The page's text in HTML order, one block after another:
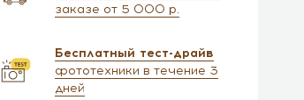
заказе от 5 000 р.
Бесплатный тест-драйв
фототехники в течение 3
дней